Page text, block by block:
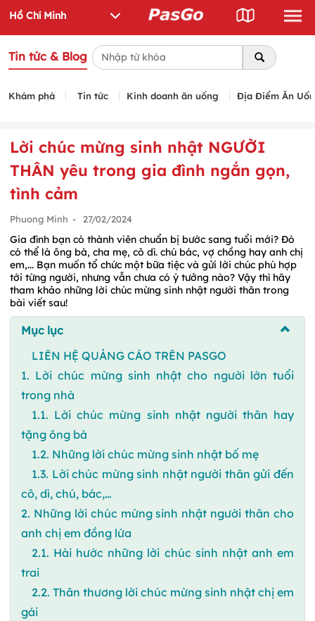
Tin tức & Blog
Khám phá Tin tức Kinh doanh ăn uống Địa Điểm Ăn
Lời chúc mừng sinh nhật NGƯỜI
THÂN yêu trong gia đình ngắn gọn,
tình cảm
Phuong Minh - 27/02/2024
Gia đình bạn có thành viên chuẩn bị bước sang tuổi mới? Đó
có thể là ông bà, cha mẹ, cô dì. chú bác, vợ chồng hay anh chị
em,... Bạn muốn tổ chức một bữa tiệc và gửi lời chúc phù hợp
tới từng người, nhưng vẫn chưa có ý tưởng nào? Vậy thì hãy
tham khảo những lời chúc mừng sinh nhật người thân trong
bài viết sau!
Mục lục
LIÊN HỆ QUẢNG CÁO TRÊN PASGO
1. Lời chúc mừng sinh nhật cho người lớn tuổi
trong nhà
1.1. Lời chúc mừng sinh nhật người thân hay
tặng ông bà
1.2. Những lời chúc mừng sinh nhật bố mẹ
1.3. Lời chúc mừng sinh nhật người thân gửi đến
cô, dì, chú, bác,…
2. Những lời chúc mừng sinh nhật người thân cho
anh chị em đồng lứa
2.1. Hài hước những lời chúc sinh nhật anh em
trai
2.2. Thân thương lời chúc mừng sinh nhật chị em
gái